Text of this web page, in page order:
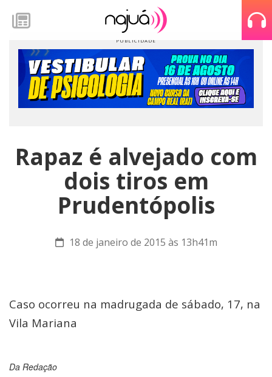
Rapaz é alvejado com
dois tiros em
Prudentópolis
18 de janeiro de 2015 às 13h41m
Caso ocorreu na madrugada de sábado, 17, na
Vila Mariana
Da Redação